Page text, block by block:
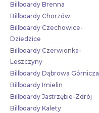
Billboardy Brenna
Billboardy Chorzów
Billboardy Czechowice-
Dziedzice
Billboardy Czerwionka-
Leszczyny
Billboardy Dąbrowa Górnicza
Billboardy Imielin
Billboardy Jastrzębie-Zdrój
Billboardy Kalety